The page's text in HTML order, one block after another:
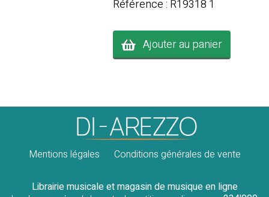
Référence : R19318 1
Ajouter au panier
Mentions légales Conditions générales de vente
Librairie musicale et magasin de musique en ligne